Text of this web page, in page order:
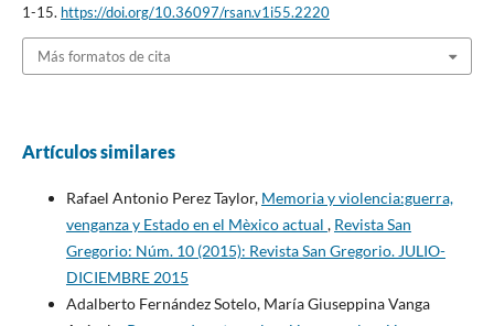
1-15. https://doi.org/10.36097/rsan.v1i55.2220
Más formatos de cita
Artículos similares
Rafael Antonio Perez Taylor, Memoria y violencia:guerra,
venganza y Estado en el Mèxico actual , Revista San
Gregorio: Núm. 10 (2015): Revista San Gregorio. JULIO-
DICIEMBRE 2015
Adalberto Fernández Sotelo, María Giuseppina Vanga